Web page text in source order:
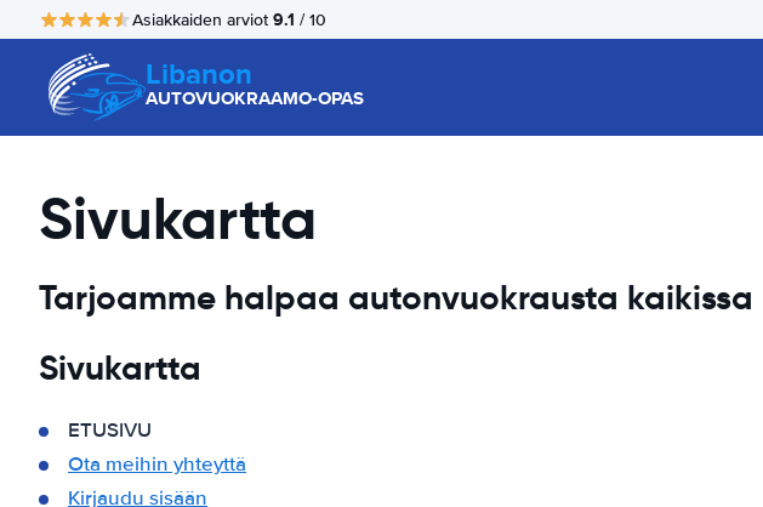
Asiakkaiden arviot 9.1 / 10
Libanon
AUTOVUOKRAAMO-OPAS
Sivukartta
Tarjoamme halpaa autonvuokrausta kaikissa
Sivukartta
ETUSIVU
Ota meihin yhteyttä
Kirjaudu sisään